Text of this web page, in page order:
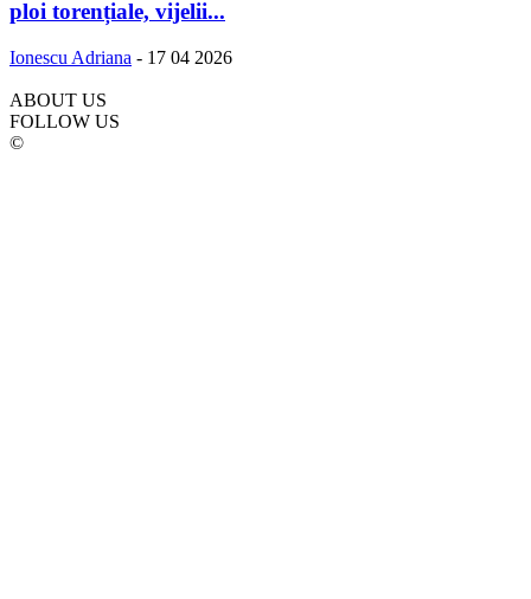
ploi torențiale, vijelii...
Ionescu Adriana - 17 04 2026
ABOUT US
FOLLOW US
©